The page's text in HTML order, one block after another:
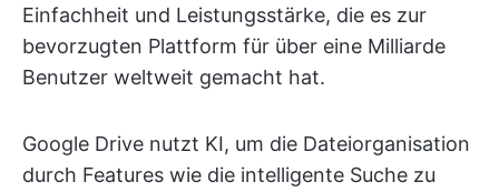
Einfachheit und Leistungsstärke, die es zur
bevorzugten Plattform für über eine Milliarde
Benutzer weltweit gemacht hat.
Google Drive nutzt KI, um die Dateiorganisation
durch Features wie die intelligente Suche zu